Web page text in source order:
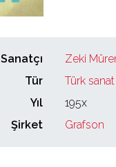
Sanatçı
Zeki
Tür
Türk
Yıl
195x
Şirket
Grafson